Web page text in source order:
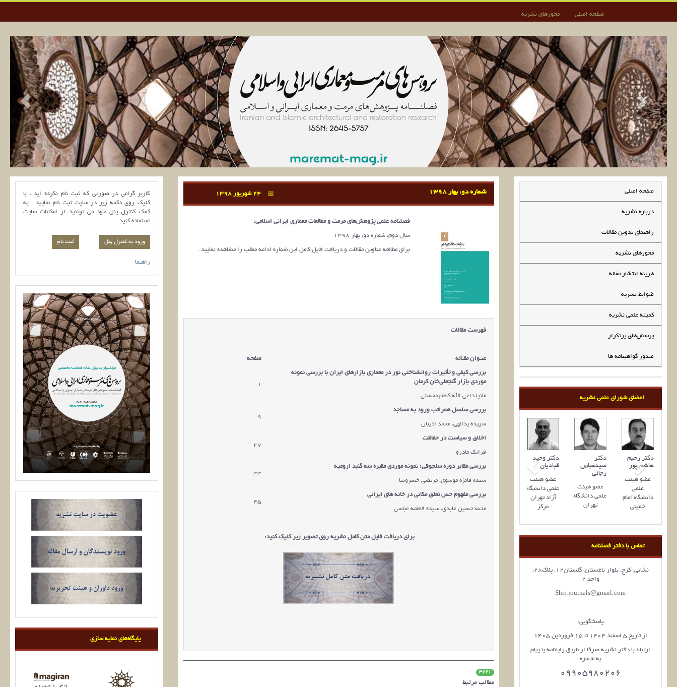
صفحه اصلی محورهای نشریه
صفحه اصلی
درباره نشریه
راهنمای تدوین مقالات
محورهای نشریه
هزینه انتشار مقاله
ضوابط نشریه
کمیته علمی نشریه
پرسش‌های پرتکرار
صدور گواهینامه ها
اعضای شورای علمی نشریه
دکتر وحید
قبادیان
عضو هیئت
علمی دانشگاه
آزاد تهران
مرکز
دکتر
سیدعباس
رجائی
عضو هیئت‌
علمی دانشگاه
تهران
دکتر رحیم
هاشم پور
عضو هیئت
علمی
دانشگاه امام
خمینی
تماس با دفتر فصلنامه
نشانی: کرج، بلوار باغستان، گلستان12، پلاک28،
واحد 2
Shij.journals@gmail.com
پاسخگویی:
از تاریخ 5 اسفند 1404 تا 15 فروردین 1405
ارتباط با دفتر نشریه صرفا از طریق رایانامه یا پیام
به شماره
09905980206
شماره دو، بهار 1398
فصلنامه علمی پژوهش‌های مرمت و مطالعات معماری ایرانی اسلامی:
سال دوم، شماره دو، یهار 1398
برای مطالعه عناوین مقالات و دریافت فایل کامل این شماره ادامه مطلب را مشاهده نمایید.
فهرست مقالات
عنـوان مقـاله صفحه
بررسی کیفی و تأثیرات روانشناختی نور در معماری بازارهای ایران با بررسی نمونه
موردی بازار گنجعلی‌خان کرمان
1
مانیا داعی الله،کاظم محسنی
بررسی سلسل همراتب ورود به مساجد
9
سپیده یدالهی، محمد ادیبان
اخلاق و سیاست در حفاظت
27
فرانک مادرو
بررسی مقابر دوره سلجوقی؛ نمونه موردی مقبره سه گنبد ارومیه
33
سیده فائزه موسوی، مرتضی خسرونیا
بررسی مفهوم حس تعلق مکانی در خانه های ایرانی
45
محمدحسین عابدی، سیده فاطمه عباسی
برای دریافت فایل متن کامل نشریه روی تصویر زیر کلیک کنید:
3721
مطالب مرتبط
کاربر گرامی در صورتی که ثبت نام نکرده اید ، با
کلیک روی دکمه زیر در سایت ثبت نام نمایید . به
کمک کنترل پنل خود می توانید از امکانات سایت
استفاده کنید .
ورود به کنترل پنل
راهنما
پایگاه‌های نمایه سازی